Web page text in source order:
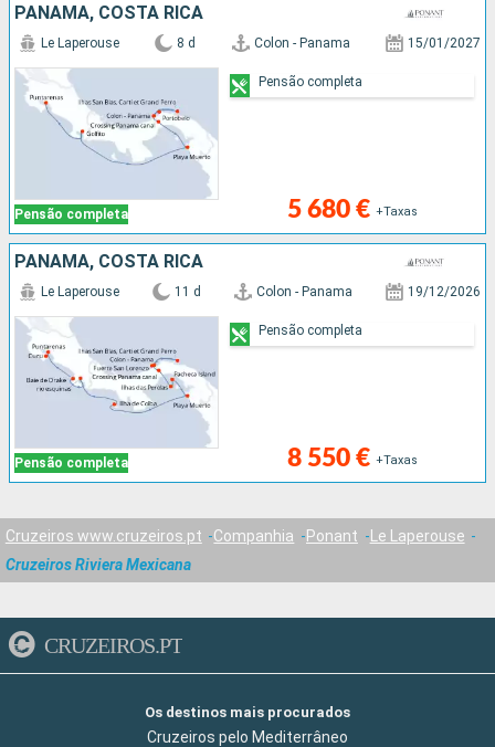
PANAMA, COSTA RICA
Pensão completa
Le Laperouse 8 d Colon - Panama 15/01/2027
5 680 € +Taxas
Pensão completa
PANAMA, COSTA RICA
Pensão completa
Le Laperouse 11 d Colon - Panama 19/12/2026
8 550 € +Taxas
Pensão completa
Cruzeiros www.cruzeiros.pt Companhia Ponant
Le Laperouse
Cruzeiros Riviera Mexicana
CRUZEIROS.PT
Os destinos mais procurados
Cruzeiros pelo Mediterrâneo